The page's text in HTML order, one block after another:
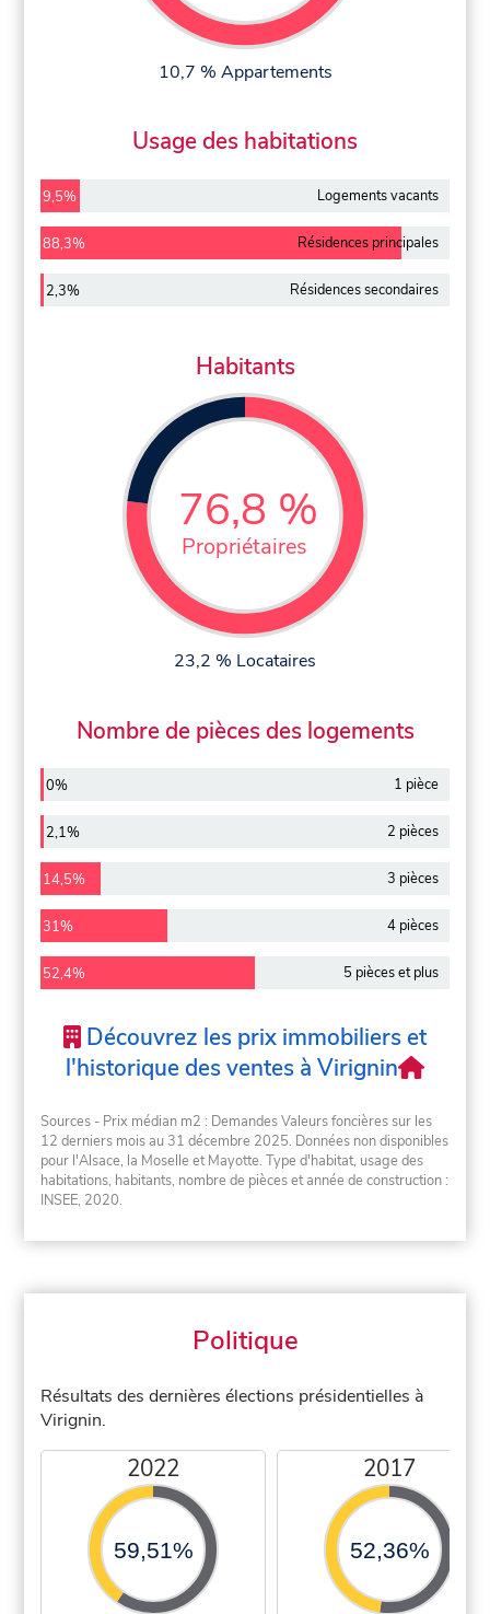
10,7 % Appartements
Usage des habitations
9,5% Logements vacants
88,3% Résidences principales
2,3% Résidences secondaires
Habitants
76,8 %
Propriétaires
23,2 % Locataires
Nombre de pièces des logements
0% 1 pièce
2,1% 2 pièces
14,5% 3 pièces
31% 4 pièces
52,4% 5 pièces et plus
Découvrez les prix immobiliers et
l'historique des ventes à Virignin
Sources - Prix médian m2 : Demandes Valeurs foncières sur les
12 derniers mois au 31 décembre 2025. Données non disponibles
pour l'Alsace, la Moselle et Mayotte. Type d'habitat, usage des
habitations, habitants, nombre de pièces et année de construction :
INSEE, 2020.
Politique
Résultats des dernières élections présidentielles à
Virignin.
2022
59,51%
2017
52,36%